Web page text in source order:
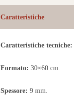
Caratteristiche
Caratteristiche tecniche:
Formato: 30×60 cm.
Spessore: 9 mm.